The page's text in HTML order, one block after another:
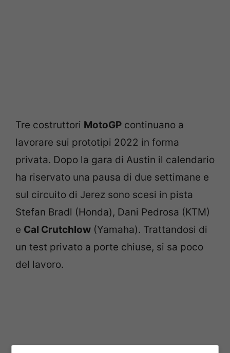
Tre costruttori MotoGP continuano a
lavorare sui prototipi 2022 in forma
privata. Dopo la gara di Austin il calendario
ha riservato una pausa di due settimane e
sul circuito di Jerez sono scesi in pista
Stefan Bradl (Honda), Dani Pedrosa (KTM)
e Cal Crutchlow (Yamaha). Trattandosi di
un test privato a porte chiuse, si sa poco
del lavoro.